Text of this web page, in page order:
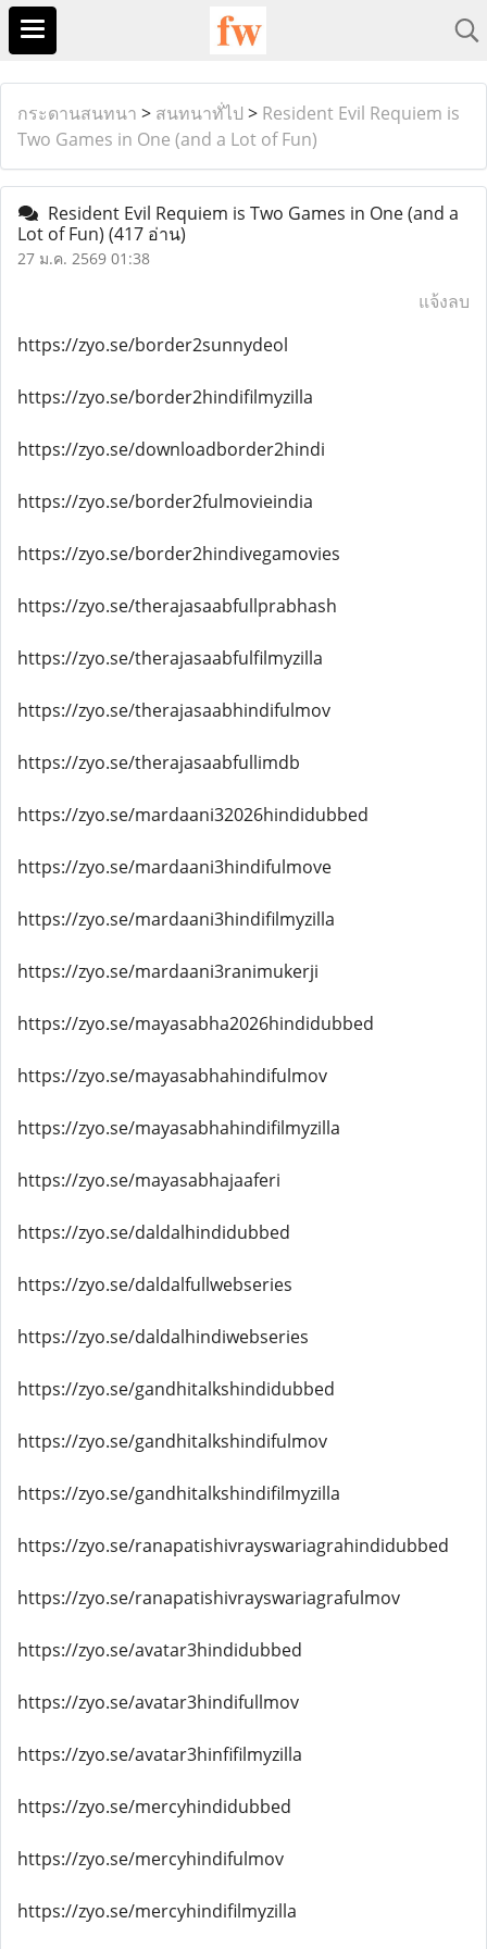
กระดานสนทนา > สนทนาทั่ไป > Resident Evil Requiem is
Two Games in One (and a Lot of Fun)
Resident Evil Requiem is Two Games in One (and a
Lot of Fun) (417 อ่าน)
27 ม.ค. 2569 01:38
แจ้งลบ
https://zyo.se/border2sunnydeol
https://zyo.se/border2hindifilmyzilla
https://zyo.se/downloadborder2hindi
https://zyo.se/border2fulmovieindia
https://zyo.se/border2hindivegamovies
https://zyo.se/therajasaabfullprabhash
https://zyo.se/therajasaabfulfilmyzilla
https://zyo.se/therajasaabhindifulmov
https://zyo.se/therajasaabfullimdb
https://zyo.se/mardaani32026hindidubbed
https://zyo.se/mardaani3hindifulmove
https://zyo.se/mardaani3hindifilmyzilla
https://zyo.se/mardaani3ranimukerji
https://zyo.se/mayasabha2026hindidubbed
https://zyo.se/mayasabhahindifulmov
https://zyo.se/mayasabhahindifilmyzilla
https://zyo.se/mayasabhajaaferi
https://zyo.se/daldalhindidubbed
https://zyo.se/daldalfullwebseries
https://zyo.se/daldalhindiwebseries
https://zyo.se/gandhitalkshindidubbed
https://zyo.se/gandhitalkshindifulmov
https://zyo.se/gandhitalkshindifilmyzilla
https://zyo.se/ranapatishivrayswariagrahindidubbed
https://zyo.se/ranapatishivrayswariagrafulmov
https://zyo.se/avatar3hindidubbed
https://zyo.se/avatar3hindifullmov
https://zyo.se/avatar3hinfifilmyzilla
https://zyo.se/mercyhindidubbed
https://zyo.se/mercyhindifulmov
https://zyo.se/mercyhindifilmyzilla